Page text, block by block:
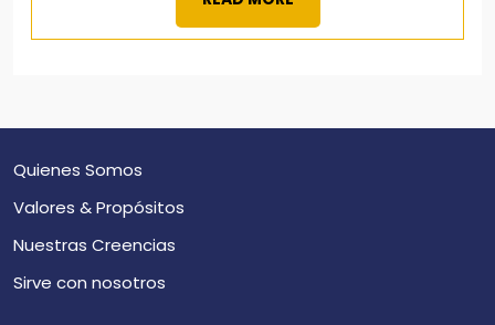
MORE
Quienes Somos
Valores & Propósitos
Nuestras Creencias
Sirve con nosotros